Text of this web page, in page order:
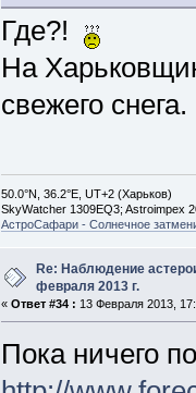
Где?!
На
свежего снега.
50.0°N, 36.2°E, UT+2 (Харьков)
SkyWatcher 1309EQ3; Astroimpex
АстроСафари - Солнечное
Re: Наблюдение
февраля 2013 г.
« Ответ #34 : 13 Февраля 2013,
Пока ничего